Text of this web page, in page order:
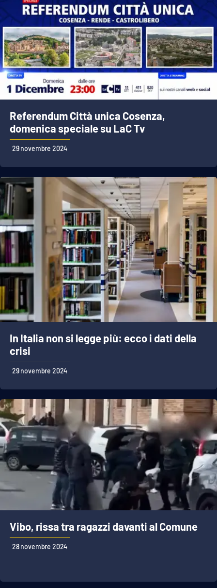
Referendum Città unica Cosenza,
domenica speciale su LaC Tv
29 novembre 2024
In Italia non si legge più: ecco i dati della
crisi
29 novembre 2024
Vibo, rissa tra ragazzi davanti al Comune
28 novembre 2024